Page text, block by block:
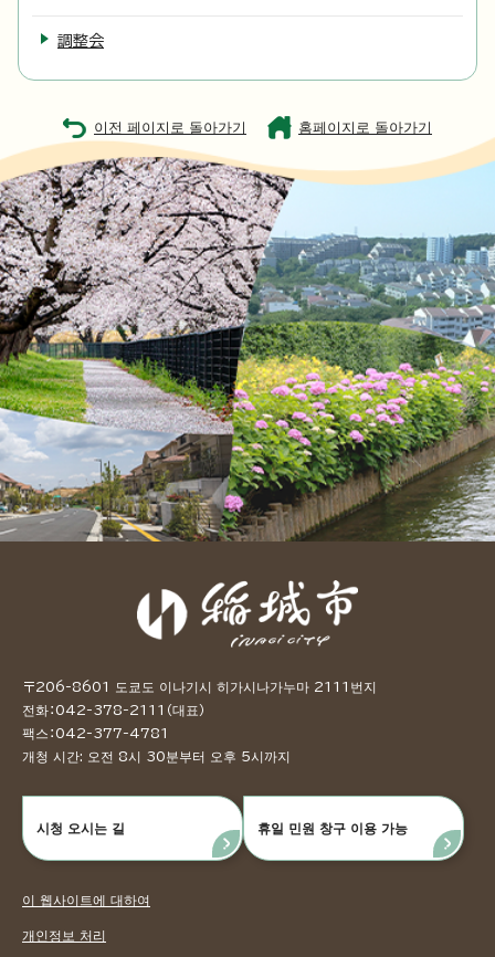
調整会
이전 페이지로 돌아가기 홈페이지로 돌아가기
〒206-8601 도쿄도 이나기시 히가시나가누마 2111번지
전화：042-378-2111（대표）
팩스：042-377-4781
개청 시간: 오전 8시 30분부터 오후 5시까지
시청 오시는 길 휴일 민원 창구 이용 가능
이 웹사이트에 대하여
개인정보 처리